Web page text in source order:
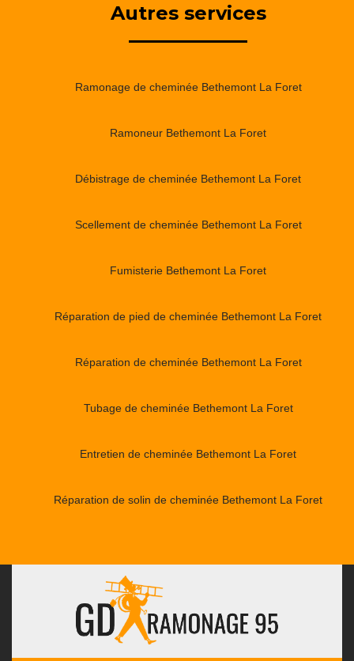
Autres services
Ramonage de cheminée Bethemont La Foret
Ramoneur Bethemont La Foret
Débistrage de cheminée Bethemont La Foret
Scellement de cheminée Bethemont La Foret
Fumisterie Bethemont La Foret
Réparation de pied de cheminée Bethemont La Foret
Réparation de cheminée Bethemont La Foret
Tubage de cheminée Bethemont La Foret
Entretien de cheminée Bethemont La Foret
Réparation de solin de cheminée Bethemont La Foret